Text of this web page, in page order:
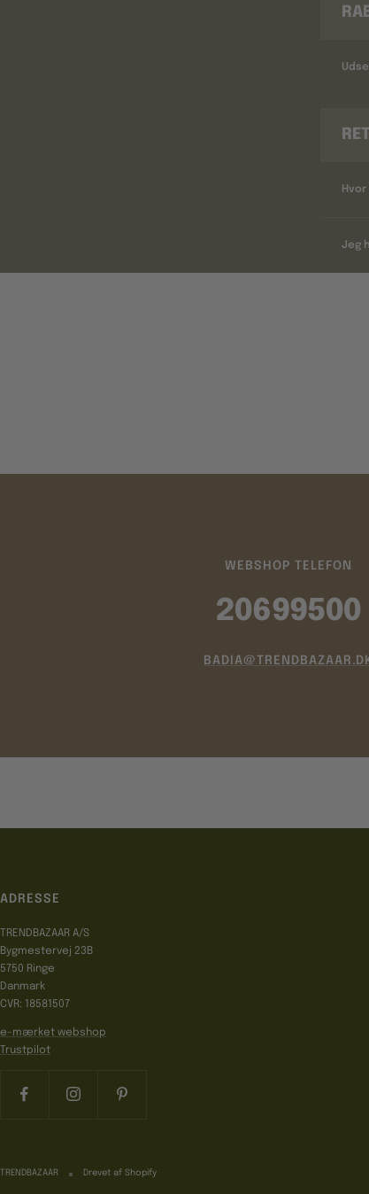
Jeg
WEBSHOP TELEFON
20699500
ADRESSE
TRENDBAZAAR A/S
Bygmestervej 23B
5750 Ringe
Danmark
CVR: 18581507
e-mærket webshop
Trustpilot
TRENDBAZAAR Drevet af Shopify